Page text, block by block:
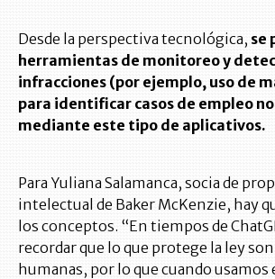
Desde la perspectiva tecnológica, se
herramientas de monitoreo y
infracciones (por ejemplo, uso de
para identificar casos de empleo
mediante este tipo de aplicativos.
Para Yuliana Salamanca, socia de
intelectual de Baker McKenzie, hay
los conceptos. “En tiempos de
recordar que lo que protege la ley
humanas, por lo que cuando usamos